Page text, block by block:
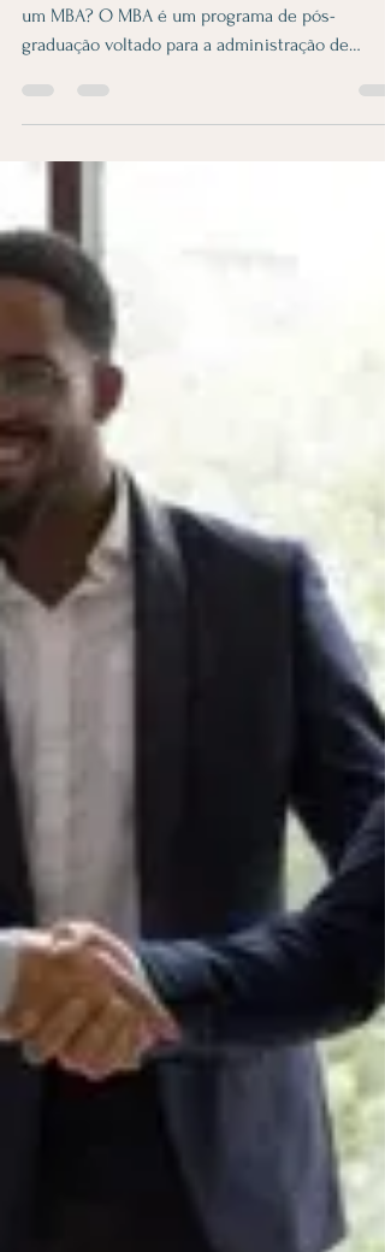
MBA (Master of Business Administration) O que
graduação voltado para a administração de
negócios e é...